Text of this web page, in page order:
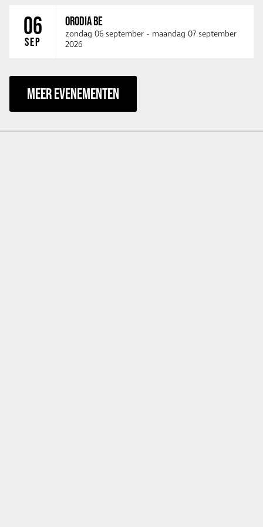
06
SEP
ORODIA BE
zondag 06 september - maandag 07 september
2026
MEER EVENEMENTEN